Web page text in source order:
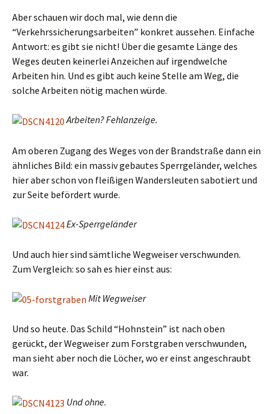
Aber schauen wir doch mal, wie denn die
“Verkehrssicherungsarbeiten” konkret aussehen. Einfache
Antwort: es gibt sie nicht! Über die gesamte Länge des
Weges deuten keinerlei Anzeichen auf irgendwelche
Arbeiten hin. Und es gibt auch keine Stelle am Weg, die
solche Arbeiten nötig machen würde.
Arbeiten? Fehlanzeige.
Am oberen Zugang des Weges von der Brandstraße dann ein
ähnliches Bild: ein massiv gebautes Sperrgeländer, welches
hier aber schon von fleißigen Wandersleuten sabotiert und
zur Seite befördert wurde.
Ex-Sperrgeländer
Und auch hier sind sämtliche Wegweiser verschwunden.
Zum Vergleich: so sah es hier einst aus:
Mit Wegweiser
Und so heute. Das Schild “Hohnstein” ist nach oben
gerückt, der Wegweiser zum Forstgraben verschwunden,
man sieht aber noch die Löcher, wo er einst angeschraubt
war.
Und ohne.